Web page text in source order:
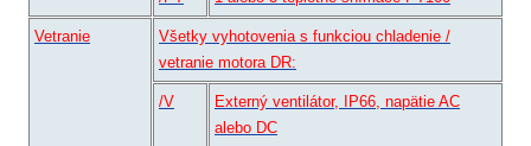
Vetranie
Všetky vyhotovenia s funkciou chladenie /
vetranie motora DR:
/V
Externý ventilátor, IP66, napätie AC
alebo DC